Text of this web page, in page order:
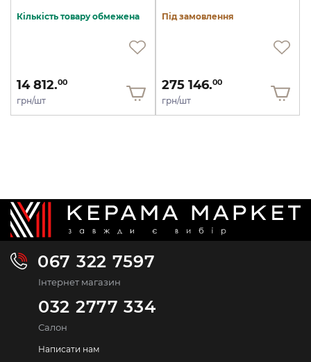
Кількість товару обмежена
14 812.00
грн/шт
Під замовлення
275 146.00
грн/шт
067 322 7597
Інтернет магазин
032 2777 334
Салон
Написати нам